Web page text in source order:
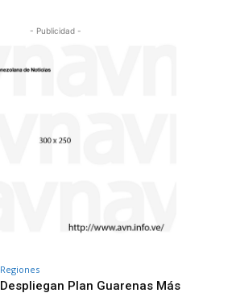
- Publicidad -
Regiones
Despliegan Plan Guarenas Más